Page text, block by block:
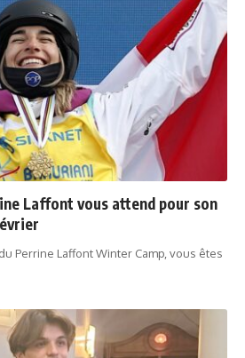
Laffont vous attend pour son
Perrine Laffont Winter Camp, vous êtes